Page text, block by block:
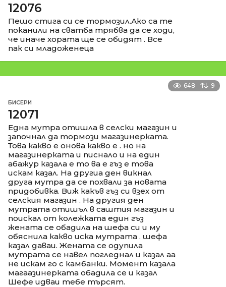
12076
Пешо стига си се тормозил.Ако са те
поканили на сватба трябва да се ходи,
че иначе хората ще се обидят . Все
пак си младоженеца
648 9
БИСЕРИ
12071
Една мутра отишла в селски магазин и
започнал да тормози магазинерката.
Това какво е онова какво е . но на
магазинерката и писнало и на един
абажур казала е то ва е гъз е това
искам казал. На другиа ден викнал
друга мутра да се похвали за новата
придобивка. Виж какъв гъз си взех от
селския магазин . На другия ден
мутрата отишъл в саштия магазин и
поискал от колежката един гъз
жената се обадила на шефа си и му
обяснила какво иска мутрата . шефа
казал даваи. Жената се одупила
мутрата се навел погледнал и казал аа
не искам го с камбанки. Момент казала
магаазинерката обадила се и казал
Шефе идваи тебе търсят.